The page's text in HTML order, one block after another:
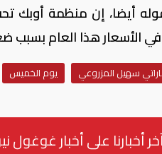
أيضا، إن منظمة أوبك
الأسعار هذا العام بسبب
سهيل المزروعي يوم الخميس
أخبارنا على أخبار غوغول